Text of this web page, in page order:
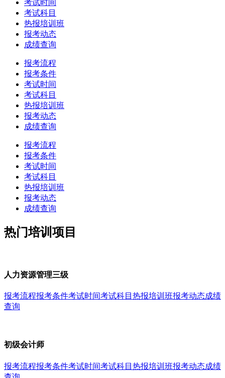
考试时间
考试科目
热报培训班
报考动态
成绩查询
报考流程
报考条件
考试时间
考试科目
热报培训班
报考动态
成绩查询
报考流程
报考条件
考试时间
考试科目
热报培训班
报考动态
成绩查询
热门培训项目
人力资源管理三级
报考流程报考条件考试时间考试科目 热报培训班报考动态成绩
查询
初级会计师
报考流程报考条件考试时间考试科目 热报培训班报考动态成绩